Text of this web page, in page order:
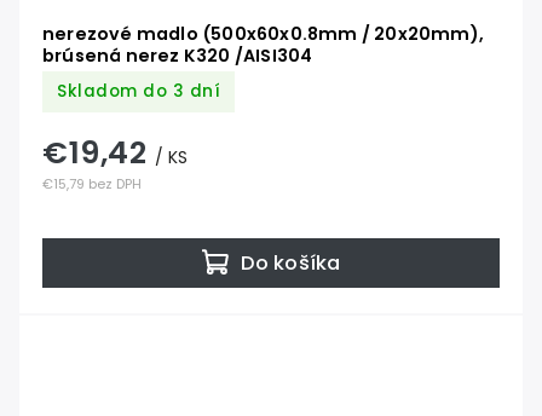
nerezové madlo (500x60x0.8mm / 20x20mm),
brúsená nerez K320 /AISI304
Skladom do 3 dní
€15,79 bez DPH
€19,42 / KS
Do košíka